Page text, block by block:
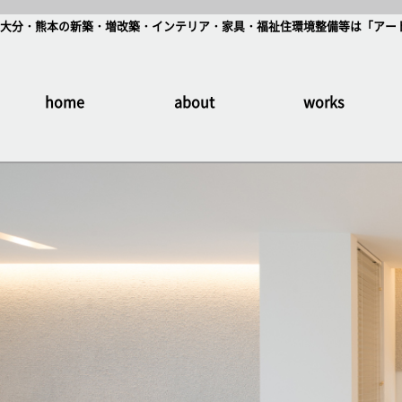
大分・熊本の新築・増改築・インテリア・家具・福祉住環境整備等は「ア
home about works